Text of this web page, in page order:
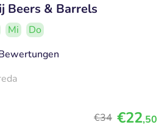
Beers & Barrels
Mi
Do
€34 €22,50